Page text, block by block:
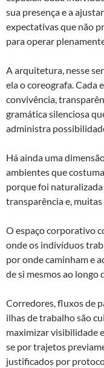
sua presença e a
expectativas que não
para operar
A arquitetura, nesse
ela o coreografa. Cada
convivência,
gramática silenciosa
administra
Há ainda uma
ambientes que
porque foi
transparência e,
O espaço corporativo
onde os indivíduos
por onde caminham e
de si mesmos ao longo
Corredores, fluxos de
ilhas de trabalho são
maximizar visibilidade
se por trajetos
justificados por